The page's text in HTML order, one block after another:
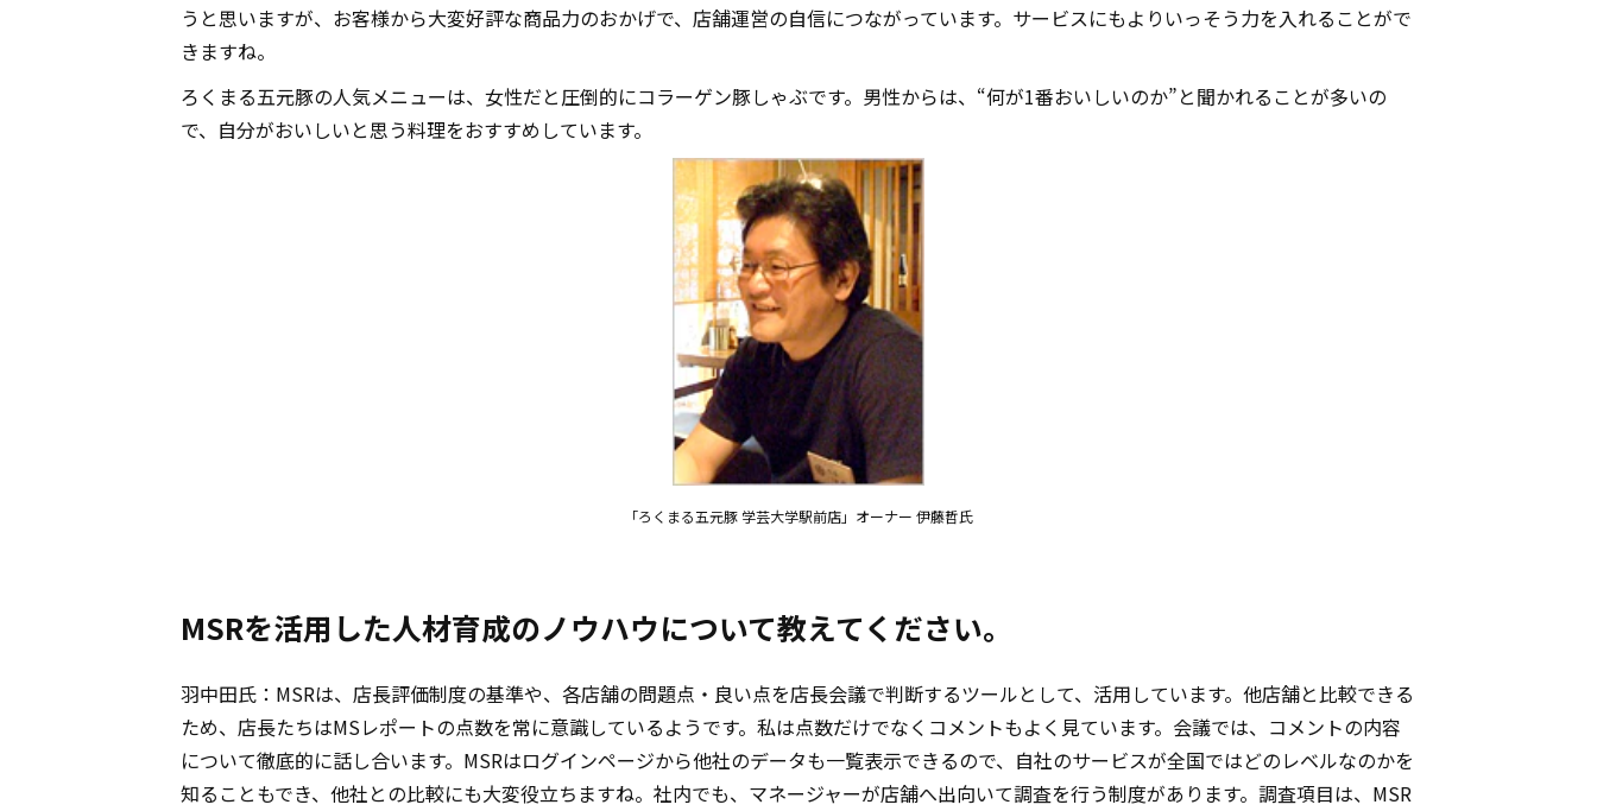
うと思いますが、お客様から大変好評な商品力のおかげで、店舗運営の自信につながっています。サービスにもよりいっそう力を入れることがで
きますね。
ろくまる五元豚の人気メニューは、女性だと圧倒的にコラーゲン豚しゃぶです。男性からは、“何が1番おいしいのか”と聞かれることが多いの
で、自分がおいしいと思う料理をおすすめしています。
「ろくまる五元豚 学芸大学駅前店」オーナー 伊藤哲氏
MSRを活用した人材育成のノウハウについて教えてください。
羽中田氏：MSRは、店長評価制度の基準や、各店舗の問題点・良い点を店長会議で判断するツールとして、活用しています。他店舗と比較できる
ため、店長たちはMSレポートの点数を常に意識しているようです。私は点数だけでなくコメントもよく見ています。会議では、コメントの内容
について徹底的に話し合います。MSRはログインページから他社のデータも一覧表示できるので、自社のサービスが全国ではどのレベルなのかを
知ることもでき、他社との比較にも大変役立ちますね。社内でも、マネージャーが店舗へ出向いて調査を行う制度があります。調査項目は、MSR